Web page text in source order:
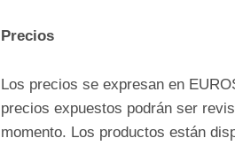
Precios
Los precios se expresan en
precios expuestos podrán ser
momento. Los productos están